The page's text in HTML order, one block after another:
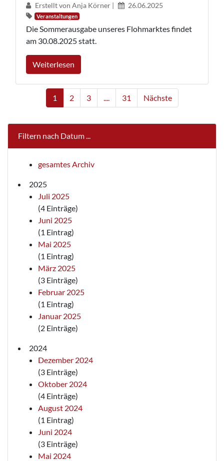
Erstellt von Anja Körner | 26.06.2025
Veranstaltungen
Die Sommerausgabe unseres Flohmarktes findet
am 30.08.2025 statt.
Weiterlesen
1 2 3 31 Nächste
Filtern nach Datum ...
gesamtes Archiv
2025
Juli 2025
(4 Einträge)
Juni 2025
(1 Eintrag)
Mai 2025
(1 Eintrag)
März 2025
(3 Einträge)
Februar 2025
(1 Eintrag)
Januar 2025
(2 Einträge)
2024
Dezember 2024
(3 Einträge)
Oktober 2024
(4 Einträge)
August 2024
(1 Eintrag)
Juni 2024
(3 Einträge)
Mai 2024